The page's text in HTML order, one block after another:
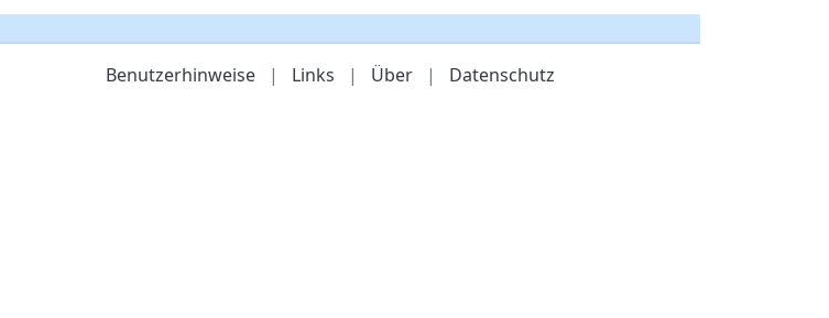
Benutzerhinweise | Links | Über | Datenschutz